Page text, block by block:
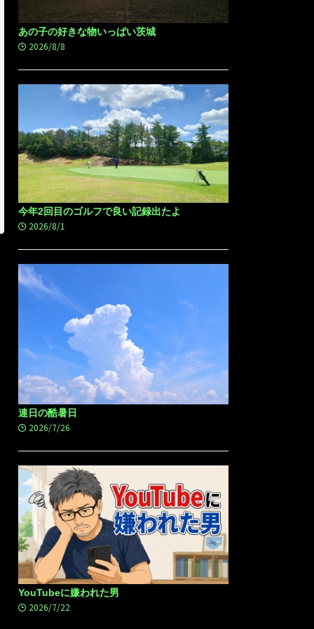
あの子の好きな物いっぱい茨城
2026/8/8
今年2回目のゴルフで良い記録出たよ
2026/8/1
連日の酷暑日
2026/7/26
YouTubeに嫌われた男
2026/7/22